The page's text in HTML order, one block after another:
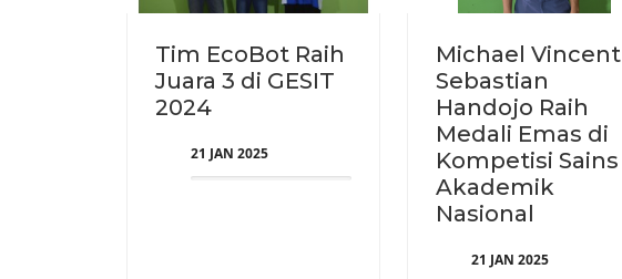
Tim EcoBot Raih
Juara 3 di GESIT
2024
21 JAN 2025
Michael Vincent
Sebastian
Handojo Raih
Medali Emas di
Kompetisi Sains
Akademik
Nasional
21 JAN 2025